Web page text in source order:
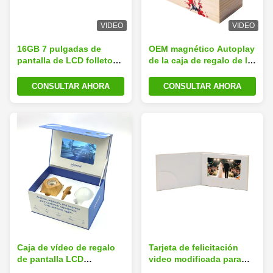
VIDEO
16GB 7 pulgadas de
pantalla de LCD folleto
CONSULTAR AHORA
VIDEO
OEM magnético Autoplay
de la caja de regalo de la
batería recargable
CONSULTAR AHORA
Caja de vídeo de regalo
de pantalla LCD
Tarjeta de felicitación
video modificada para